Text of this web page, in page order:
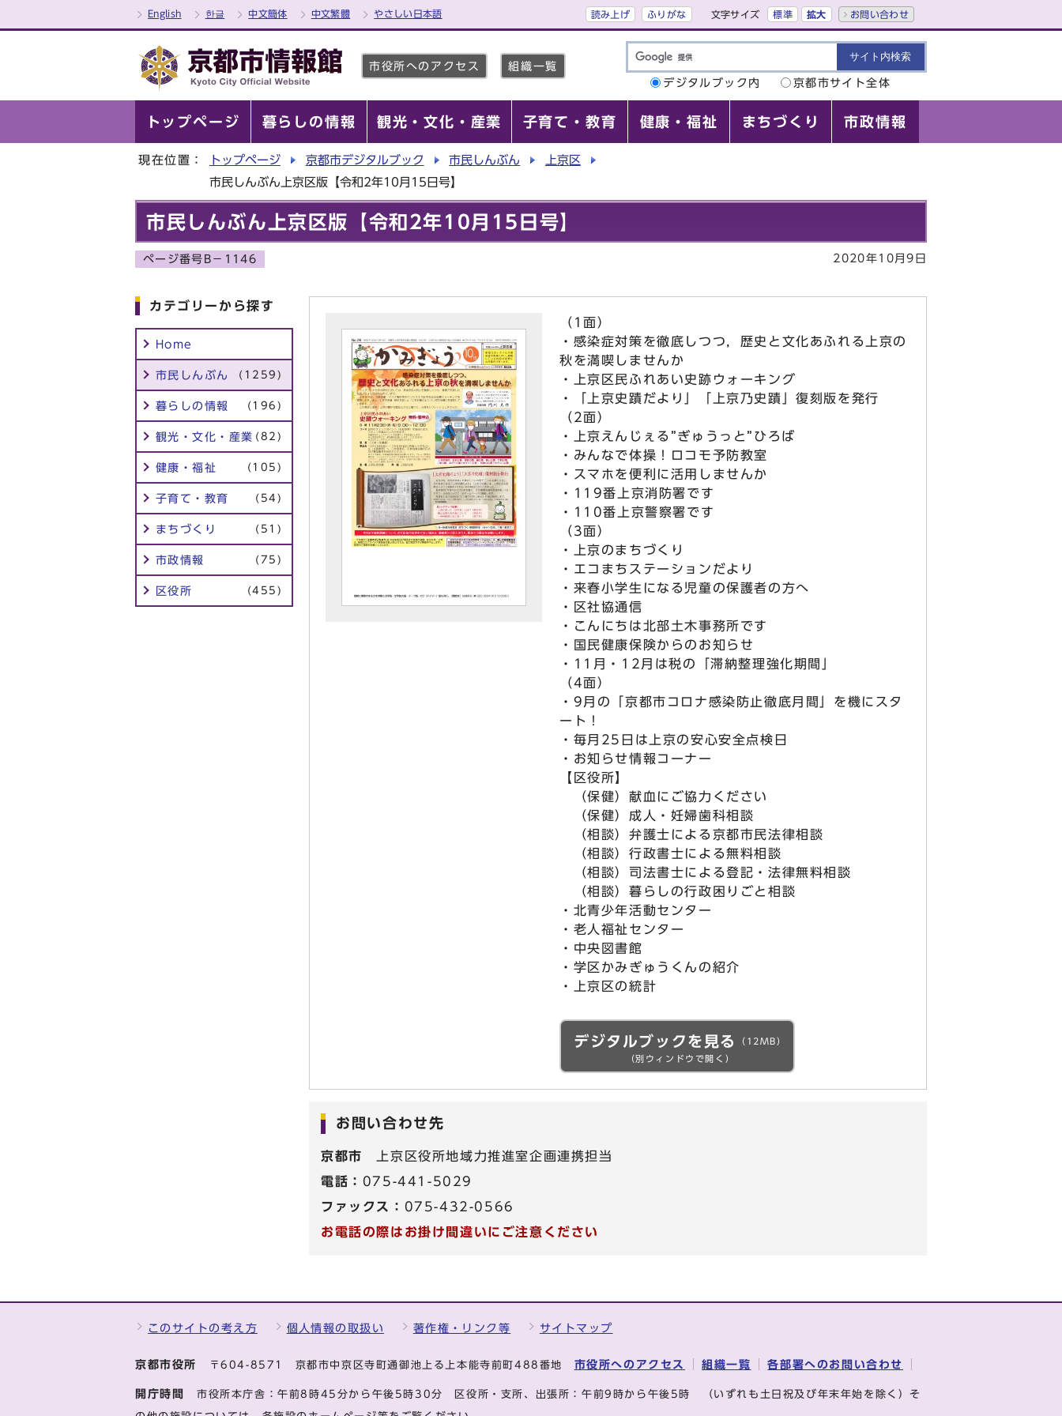
English 한글 中文簡体 中文繁體 やさしい日本語 読み上げ ふりがな 文字サイズ 標準 拡大 お問い合わせ
市役所へのアクセス
組織一覧
デジタルブック内
京都市サイト全体
トップページ 暮らしの情報 観光・文化・産業 子育て・教育 健康・福祉 まちづくり 市政情報
現在位置： トップページ 京都市デジタルブック 市民しんぶん
上京区
市民しんぶん上京区版【令和2年10月15日号】
市民しんぶん上京区版【令和2年10月15日号】
ページ番号B－1146 2020年10月9日
カテゴリーから探す
Home
市民しんぶん (1259)
暮らしの情報 (196)
観光・文化・産業 (82)
健康・福祉 (105)
子育て・教育 (54)
まちづくり (51)
市政情報 (75)
区役所 (455)
（1面）
・感染症対策を徹底しつつ，歴史と文化あふれる上京の
秋を満喫しませんか
・上京区民ふれあい史跡ウォーキング
・「上京史蹟だより」「上京乃史蹟」復刻版を発行
（2面）
・上京えんじぇる”ぎゅうっと”ひろば
・みんなで体操！ロコモ予防教室
・スマホを便利に活用しませんか
・119番上京消防署です
・110番上京警察署です
（3面）
・上京のまちづくり
・エコまちステーションだより
・来春小学生になる児童の保護者の方へ
・区社協通信
・こんにちは北部土木事務所です
・国民健康保険からのお知らせ
・11月・12月は税の「滞納整理強化期間」
（4面）
・9月の「京都市コロナ感染防止徹底月間」を機にスタ
ート！
・毎月25日は上京の安心安全点検日
・お知らせ情報コーナー
【区役所】
（保健）献血にご協力ください
（保健）成人・妊婦歯科相談
（相談）弁護士による京都市民法律相談
（相談）行政書士による無料相談
（相談）司法書士による登記・法律無料相談
（相談）暮らしの行政困りごと相談
・北青少年活動センター
・老人福祉センター
・中央図書館
・学区かみぎゅうくんの紹介
・上京区の統計
デジタルブックを見る
（12MB）
（別ウィンドウで開く）
お問い合わせ先
京都市
上京区役所地域力推進室企画連携担当
電話： 075-441-5029
ファックス： 075-432-0566
お電話の際はお掛け間違いにご注意ください
このサイトの考え方 個人情報の取扱い 著作権・リンク等 サイトマップ
京都市役所 〒604-8571 京都市中京区寺町通御池上る上本能寺前町488番地 市役所へのアクセス 組織一覧 各部署へのお問い合わせ
開庁時間 市役所本庁舎：午前8時45分から午後5時30分 区役所・支所、出張所：午前9時から午後5時 （いずれも土日祝及び年末年始を除く）そ